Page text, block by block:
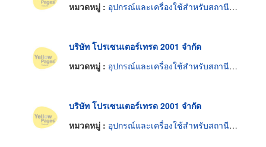
หมวดหมู่ : อุปกรณ์และเครื่องใช้สำหรับสถานีดับเพลิง
บริษัท โปรเซนเตอร์เทรด 2001 จำกัด
หมวดหมู่ : อุปกรณ์และเครื่องใช้สำหรับสถานีดับเพลิง
บริษัท โปรเซนเตอร์เทรด 2001 จำกัด
หมวดหมู่ : อุปกรณ์และเครื่องใช้สำหรับสถานีดับเพลิง